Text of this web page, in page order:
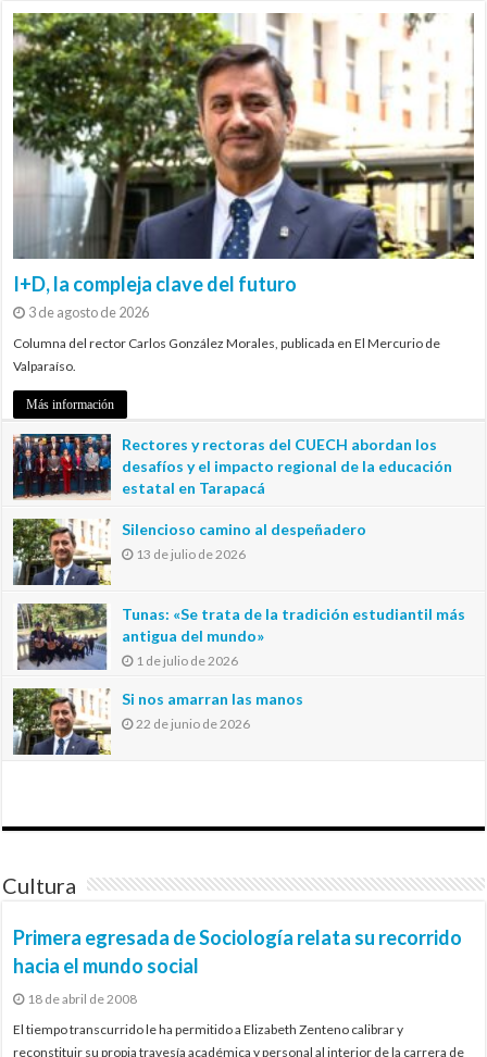
I+D, la compleja clave del futuro
3 de agosto de 2026
Columna del rector Carlos González Morales, publicada en El Mercurio de
Valparaíso.
Más información
Rectores y rectoras del CUECH abordan los
desafíos y el impacto regional de la educación
estatal en Tarapacá
Silencioso camino al despeñadero
13 de julio de 2026
Tunas: «Se trata de la tradición estudiantil más
antigua del mundo»
1 de julio de 2026
Si nos amarran las manos
22 de junio de 2026
Cultura
Primera egresada de Sociología relata su recorrido
hacia el mundo social
18 de abril de 2008
El tiempo transcurrido le ha permitido a Elizabeth Zenteno calibrar y
reconstituir su propia travesía académica y personal al interior de la carrera de